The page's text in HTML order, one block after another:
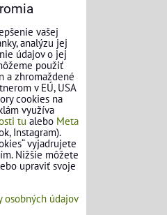
vašej
analýzu jej
údajov o jej
použiť
a zhromaždené
v EÚ, USA
cookies na
využíva
tu alebo Meta
Instagram).
vyjadrujete
Nižšie môžete
upraviť svoje
osobných údajov